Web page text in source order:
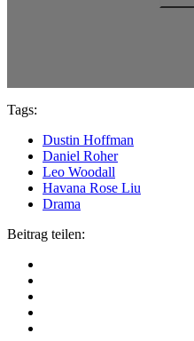
Tags:
Dustin Hoffman
Daniel Roher
Leo Woodall
Havana Rose Liu
Drama
Beitrag teilen: